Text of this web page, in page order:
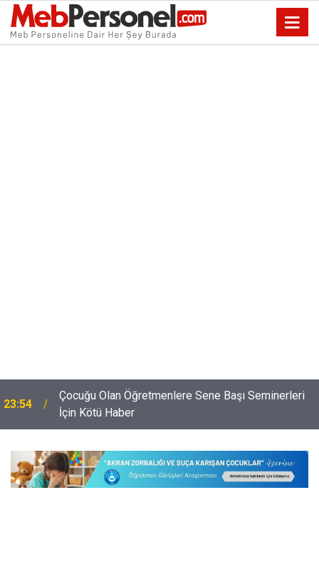
23:54
Çocuğu Olan Öğretmenlere Sene Başı Seminerleri
İçin Kötü Haber